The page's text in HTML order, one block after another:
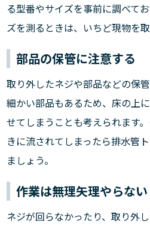
る型番やサイズを事前に調べて
ズを測るときは、いちど現物を
部品の保管に注意する
取り外したネジや部品などの保
細かい部品もあるため、床の上
せてしまうことも考えられます
きに流されてしまったら排水管
ましょう。
作業は無理矢理やらない
ネジが回らなかったり、取り外